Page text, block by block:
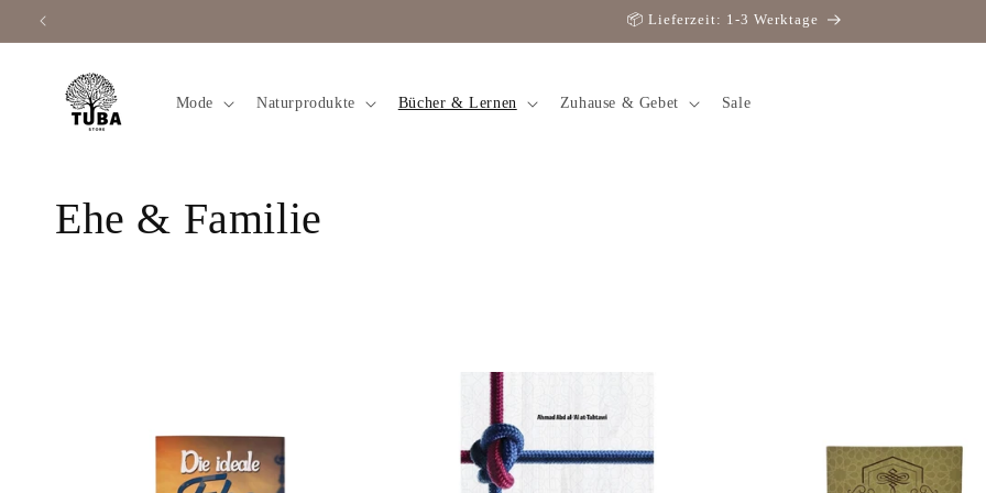
zum
Inhalt
📦 Lieferzeit: 1-3 Werktage
Mode Naturprodukte Bücher & Lernen Zuhause & Gebet Sale
K
Ehe & Familie